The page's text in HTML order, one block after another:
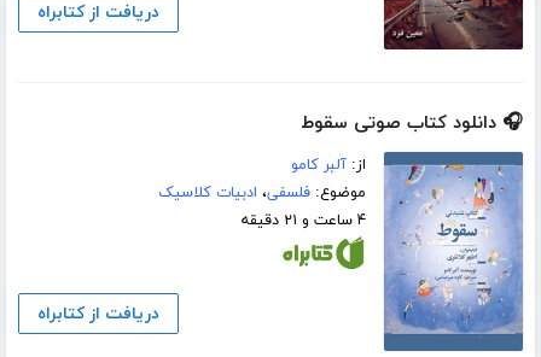
دریافت از کتابراه
🎧 دانلود کتاب صوتی سقوط
از:آلبر کامو
موضوع:فلسفی، ادبیات کلاسیک
۴ ساعت و ۲۱ دقیقه
دریافت از کتابراه